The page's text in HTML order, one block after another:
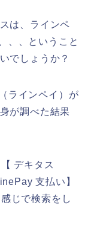
は、ラインペ
、、ということ
でしょうか？
ラインペイ）が
が調べた結果
デキタス
支払い】
じで検索をし